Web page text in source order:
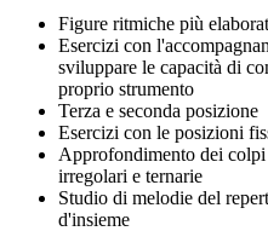
Figure ritmiche più
Esercizi con
sviluppare le capacità di
proprio strumento
Terza e seconda posizione
Esercizi con le posizioni
Approfondimento dei
irregolari e ternarie
Studio di melodie del
d'insieme